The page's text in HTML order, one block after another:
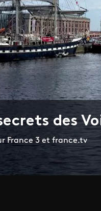
des
France 3 et france.tv